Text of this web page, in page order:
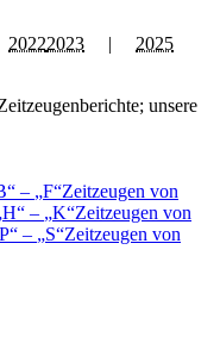
20222023 | 2025
unsere
– F Zeitzeugen von
H – K Zeitzeugen von
P – S Zeitzeugen von